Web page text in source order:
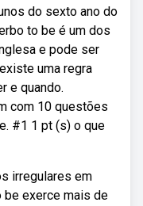
do sexto ano do
to be é um dos
e pode ser
uma regra
e quando.
com 10 questões
#1 1 pt (s) o que
irregulares em
be exerce mais de